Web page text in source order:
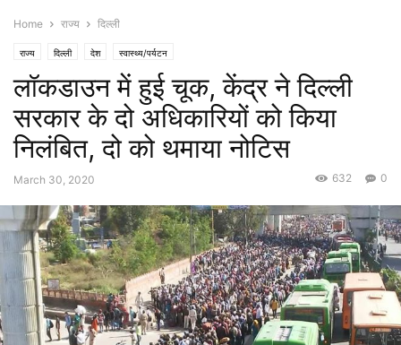
Home राज्य दिल्ली
राज्य दिल्ली देश स्वास्थ्य/पर्यटन
लॉकडाउन में हुई चूक, केंद्र ने दिल्ली
सरकार के दो अधिकारियों को किया
निलंबित, दो को थमाया नोटिस
March 30, 2020 0
632